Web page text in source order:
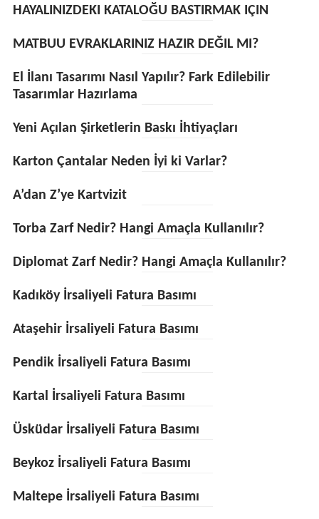
HAYALINIZDEKI KATALOĞU BASTIRMAK IÇIN
MATBUU EVRAKLARINIZ HAZIR DEĞIL MI?
El İlanı Tasarımı Nasıl Yapılır? Fark Edilebilir
Tasarımlar Hazırlama
Yeni Açılan Şirketlerin Baskı İhtiyaçları
Karton Çantalar Neden İyi ki Varlar?
A’dan Z’ye Kartvizit
Torba Zarf Nedir? Hangi Amaçla Kullanılır?
Diplomat Zarf Nedir? Hangi Amaçla Kullanılır?
Kadıköy İrsaliyeli Fatura Basımı
Ataşehir İrsaliyeli Fatura Basımı
Pendik İrsaliyeli Fatura Basımı
Kartal İrsaliyeli Fatura Basımı
Üsküdar İrsaliyeli Fatura Basımı
Beykoz İrsaliyeli Fatura Basımı
Maltepe İrsaliyeli Fatura Basımı